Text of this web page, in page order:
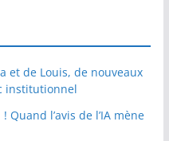
et de Louis, de nouveaux
institutionnel
Quand l’avis de l’IA mène